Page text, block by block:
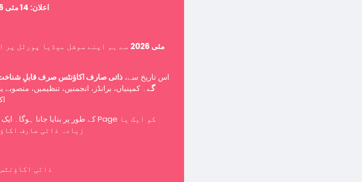
اعلان: 14 مئی 2026 سے کمپنی پروفائلز کے لیے نئی پالیسی
14 مئی 2026
سے ہم اپنے سوشل میڈیا پورٹل پر
اس تاریخ سے، ذاتی صارف اکاؤنٹس صرف قابلِ شناخت
گے۔ کمپنیاں، برانڈز، انجمنیں، تنظیمیں،
زیادہ ذاتی صارف
ذاتی